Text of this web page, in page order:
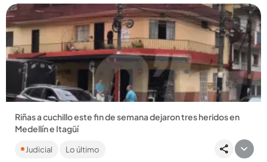
Compartir Noticia
Riñas a cuchillo este fin de semana dejaron tres heridos en
Medellín e Itagüí
Hay 2 personas capturadas por el delito de tentativa de
Judicial Lo último